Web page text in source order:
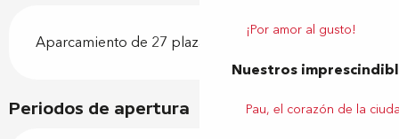
¡Por amor al gusto!
Nuestros
Pau, el corazón de la
Aparcamiento de 27 plazas detrás de la catedral
Periodos de apertura